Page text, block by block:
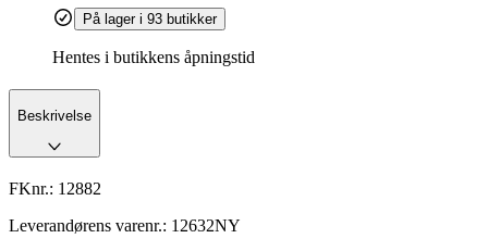
På lager i 93 butikker
Hentes i butikkens åpningstid
Beskrivelse
FKnr.: 12882
Leverandørens varenr.: 12632NY